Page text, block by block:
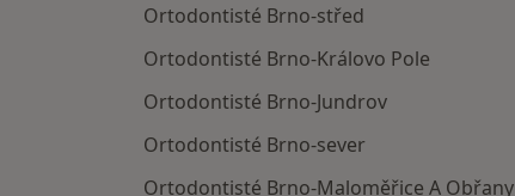
Ortodontisté Brno-střed
Ortodontisté Brno-Královo Pole
Ortodontisté Brno-Jundrov
Ortodontisté Brno-sever
Ortodontisté Brno-Maloměřice A Obřany